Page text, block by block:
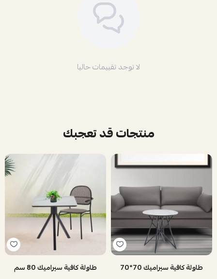
لا توجد تقييمات حاليا
منتجات قد تعجبك
طاولة كافية سيراميك 70*70 طاولة كافية سيراميك 80 سم